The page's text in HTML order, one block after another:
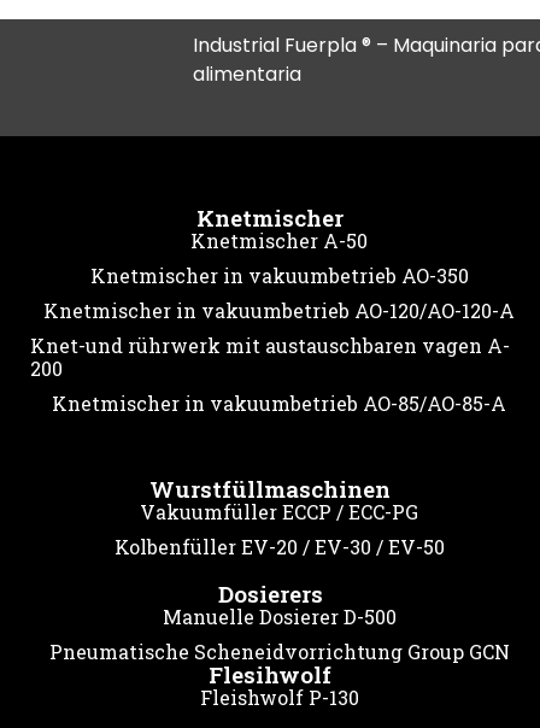
Industrial Fuerpla ® – Maquinaria
alimentaria
Knetmischer
Knetmischer A-50
Knetmischer in vakuumbetrieb AO-350
Knetmischer in vakuumbetrieb AO-120/AO-120-A
Knet-und rührwerk mit austauschbaren vagen A-
200
Knetmischer in vakuumbetrieb AO-85/AO-85-A
Wurstfüllmaschinen
Vakuumfüller ECCP / ECC-PG
Kolbenfüller EV-20 / EV-30 / EV-50
Dosierers
Manuelle Dosierer D-500
Pneumatische Scheneidvorrichtung Group GCN
Flesihwolf
Fleishwolf P-130